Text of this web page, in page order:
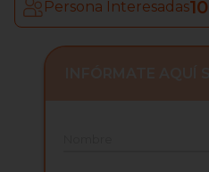
Persona Interesadas10